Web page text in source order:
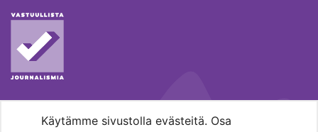
Käytämme sivustolla evästeitä. Osa
MENOHAKU